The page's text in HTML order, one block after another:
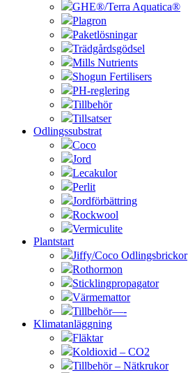
GHE®/Terra Aquatica®
Plagron
Paketlösningar
Trädgårdsgödsel
Mills Nutrients
Shogun Fertilisers
PH-reglering
Tillbehör
Tillsatser
Odlingssubstrat
Coco
Jord
Lecakulor
Perlit
Jordförbättring
Rockwool
Vermiculite
Plantstart
Jiffy/Coco Odlingsbrickor
Rothormon
Sticklingpropagator
Värmemattor
Tillbehör—-
Klimatanläggning
Fläktar
Koldioxid – CO2
Tillbehör – Nätkrukor